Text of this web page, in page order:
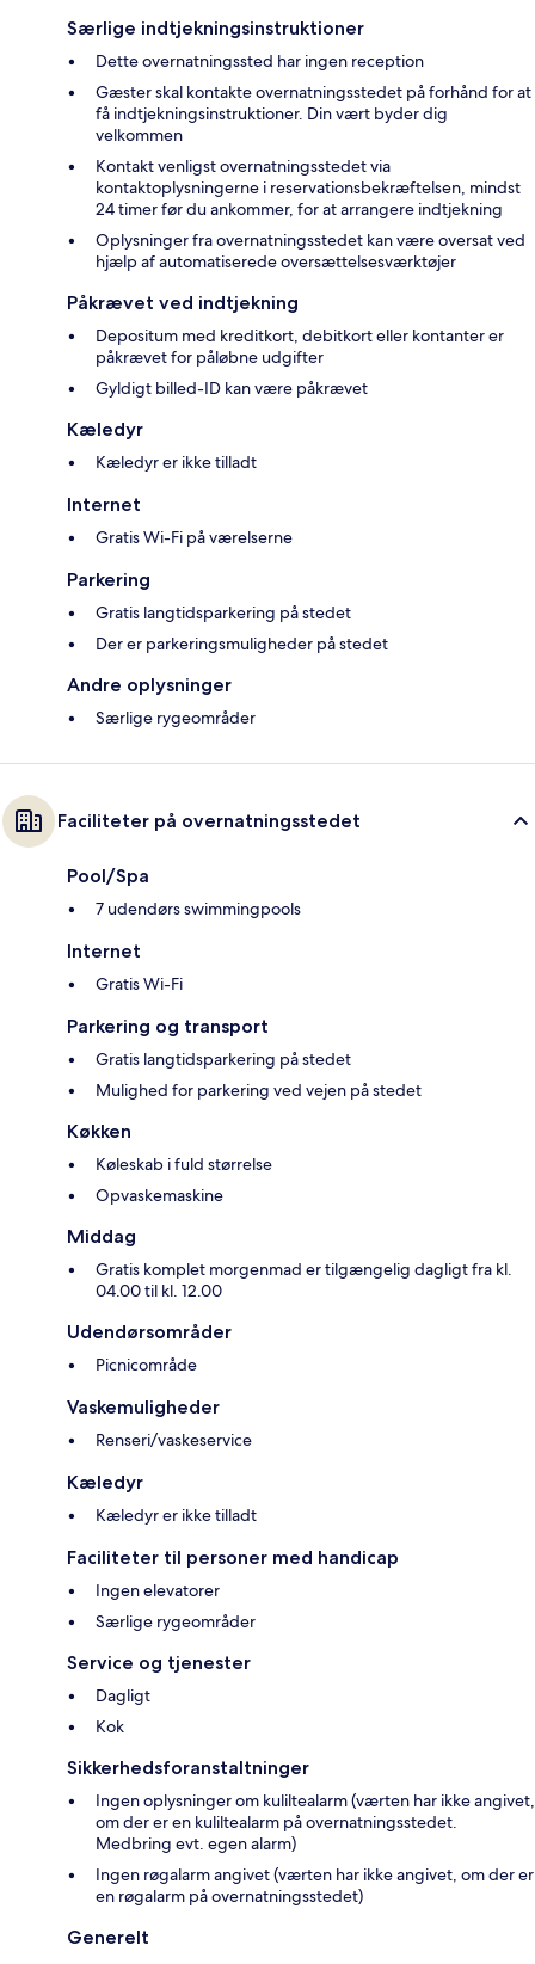
Særlige indtjekningsinstruktioner
Dette overnatningssted har ingen reception
Gæster skal kontakte overnatningsstedet på forhånd for at
få indtjekningsinstruktioner. Din vært byder dig
velkommen
Kontakt venligst overnatningsstedet via
kontaktoplysningerne i reservationsbekræftelsen, mindst
24 timer før du ankommer, for at arrangere indtjekning
Oplysninger fra overnatningsstedet kan være oversat ved
hjælp af automatiserede oversættelsesværktøjer
Påkrævet ved indtjekning
Depositum med kreditkort, debitkort eller kontanter er
påkrævet for påløbne udgifter
Gyldigt billed-ID kan være påkrævet
Kæledyr
Kæledyr er ikke tilladt
Internet
Gratis Wi-Fi på værelserne
Parkering
Gratis langtidsparkering på stedet
Der er parkeringsmuligheder på stedet
Andre oplysninger
Særlige rygeområder
Faciliteter på overnatningsstedet
Pool/Spa
7 udendørs swimmingpools
Internet
Gratis Wi-Fi
Parkering og transport
Gratis langtidsparkering på stedet
Mulighed for parkering ved vejen på stedet
Køkken
Køleskab i fuld størrelse
Opvaskemaskine
Middag
Gratis komplet morgenmad er tilgængelig dagligt fra kl.
04.00 til kl. 12.00
Udendørsområder
Picnicområde
Vaskemuligheder
Renseri/vaskeservice
Kæledyr
Kæledyr er ikke tilladt
Faciliteter til personer med handicap
Ingen elevatorer
Særlige rygeområder
Service og tjenester
Dagligt
Kok
Sikkerhedsforanstaltninger
Ingen oplysninger om kuliltealarm (værten har ikke angivet,
om der er en kuliltealarm på overnatningsstedet.
Medbring evt. egen alarm)
Ingen røgalarm angivet (værten har ikke angivet, om der er
en røgalarm på overnatningsstedet)
Generelt